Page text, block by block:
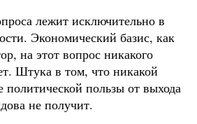
лежит исключительно в
Экономический базис, как
на этот вопрос никакого
Штука в том, что никакой
политической пользы от выхода
не получит.